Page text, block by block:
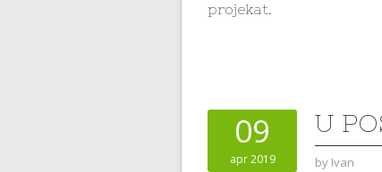
projekat.
09
apr 2019
U
by Ivan